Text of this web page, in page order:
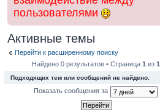
пользователями
Активные темы
Перейти к расширенному поиску
Найдено 0 результатов • Страница1 из1
Подходящих тем или сообщений не найдено.
Показать сообщения за